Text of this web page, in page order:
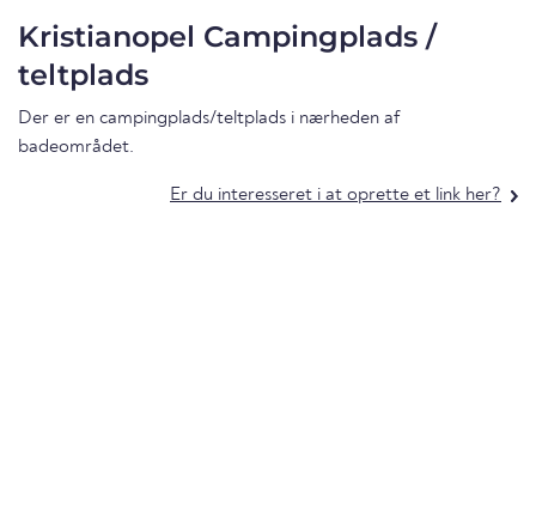
Kristianopel Campingplads /
teltplads
Der er en campingplads/teltplads i nærheden af
badeområdet.
Er du interesseret i at oprette et link her?